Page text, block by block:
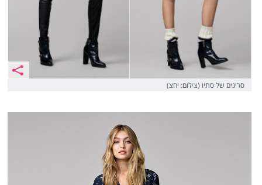
סריגים של סתיו (צילום: יחצ)